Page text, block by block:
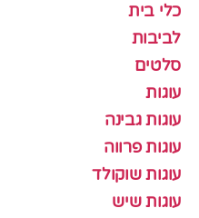
כלי בית
לביבות
סלטים
עוגות
עוגות גבינה
עוגות פרווה
עוגות שוקולד
עוגות שיש